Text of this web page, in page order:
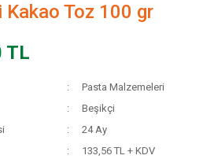
Kakao Toz 100 gr
TL
Pasta Malzemeleri
Beşikçi
24 Ay
133,56 TL + KDV